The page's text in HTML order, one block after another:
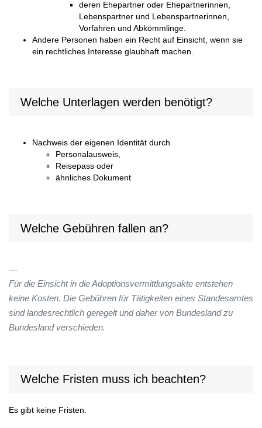
deren Ehepartner oder Ehepartnerinnen,
Lebenspartner und Lebenspartnerinnen,
Vorfahren und Abkömmlinge.
Andere Personen haben ein Recht auf Einsicht, wenn sie
ein rechtliches Interesse glaubhaft machen.
Welche Unterlagen werden benötigt?
Nachweis der eigenen Identität durch
Personalausweis,
Reisepass oder
ähnliches Dokument
Welche Gebühren fallen an?
Für die Einsicht in die Adoptionsvermittlungsakte entstehen
keine Kosten. Die Gebühren für Tätigkeiten eines Standesamtes
sind landesrechtlich geregelt und daher von Bundesland zu
Bundesland verschieden.
Welche Fristen muss ich beachten?
Es gibt keine Fristen.